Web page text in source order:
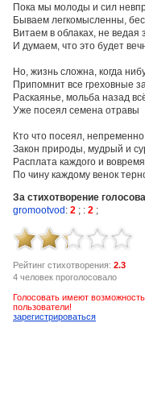
Пока мы молоды и сил
Бываем легкомысленны,
Витаем в облаках, не ведая
И думаем, что это будет
Но, жизнь сложна, когда
Припомнит все греховные
Раскаянье, мольба назад
Уже посеял семена отравы
Кто что посеял,
Закон природы, мудрый и
Расплата каждого и
По чину каждому венок
За стихотворение
gromootvod: 2 ; : 2 ;
Рейтинг стихотворения: 2.3
4 человек проголосовало
Голосовать имеют
пользователи!
зарегистрироваться